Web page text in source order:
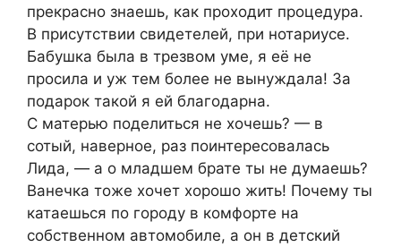
прекрасно знаешь, как проходит процедура.
В присутствии свидетелей, при нотариусе.
Бабушка была в трезвом уме, я её не
просила и уж тем более не вынуждала! За
подарок такой я ей благодарна.​
С матерью поделиться не хочешь? — в
сотый, наверное, раз поинтересовалась
Лида, — а о младшем брате ты не думаешь?
Ванечка тоже хочет хорошо жить! Почему ты
катаешься по городу в комфорте на
собственном автомобиле, а он в детский